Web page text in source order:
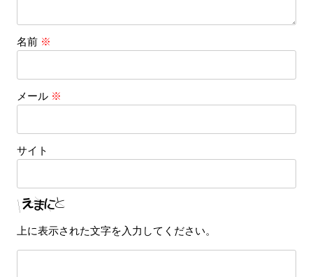
名前 ※
メール ※
サイト
上に表示された文字を入力してください。